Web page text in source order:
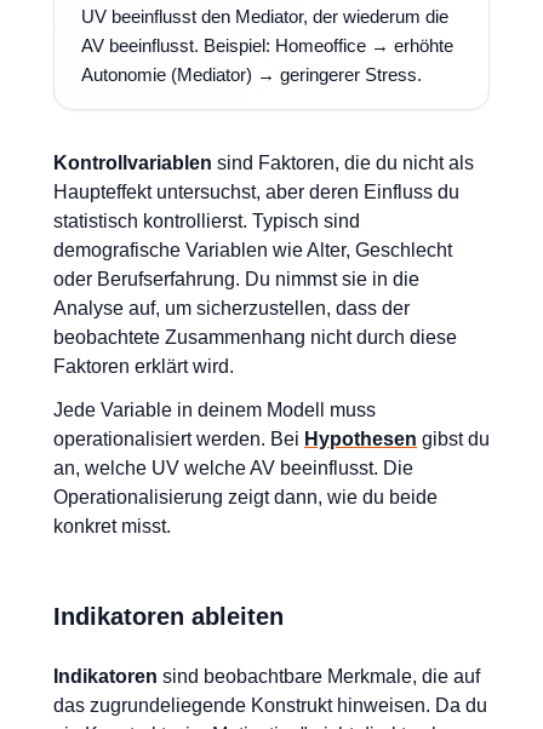
UV beeinflusst den Mediator, der wiederum die
AV beeinflusst. Beispiel: Homeoffice → erhöhte
Autonomie (Mediator) → geringerer Stress.
Kontrollvariablen sind Faktoren, die du nicht als
Haupteffekt untersuchst, aber deren Einfluss du
statistisch kontrollierst. Typisch sind
demografische Variablen wie Alter, Geschlecht
oder Berufserfahrung. Du nimmst sie in die
Analyse auf, um sicherzustellen, dass der
beobachtete Zusammenhang nicht durch diese
Faktoren erklärt wird.
Jede Variable in deinem Modell muss
operationalisiert werden. Bei Hypothesen gibst du
an, welche UV welche AV beeinflusst. Die
Operationalisierung zeigt dann, wie du beide
konkret misst.
Indikatoren ableiten
Indikatoren sind beobachtbare Merkmale, die auf
das zugrundeliegende Konstrukt hinweisen. Da du